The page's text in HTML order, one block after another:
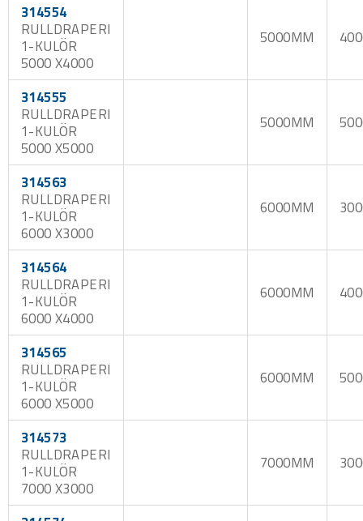
314554
RULLDRAPERI
1-KULÖR
5000 X4000
5000MM
314555
RULLDRAPERI
1-KULÖR
5000 X5000
5000MM
314563
RULLDRAPERI
1-KULÖR
6000 X3000
6000MM
314564
RULLDRAPERI
1-KULÖR
6000 X4000
6000MM
314565
RULLDRAPERI
1-KULÖR
6000 X5000
6000MM
314573
RULLDRAPERI
1-KULÖR
7000 X3000
7000MM